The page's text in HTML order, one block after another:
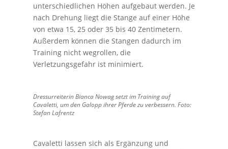
unterschiedlichen Höhen aufgebaut werden. Je
nach Drehung liegt die Stange auf einer Höhe
von etwa 15, 25 oder 35 bis 40 Zentimetern.
Außerdem können die Stangen dadurch im
Training nicht wegrollen, die
Verletzungsgefahr ist minimiert.
Dressurreiterin Bianca Nowag setzt im Training auf
Cavaletti, um den Galopp ihrer Pferde zu verbessern. Foto:
Stefan Lafrentz
Cavaletti lassen sich als Ergänzung und